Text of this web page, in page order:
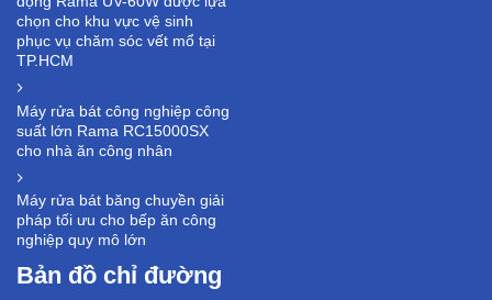
chọn cho khu vực vệ sinh
phục vụ chăm sóc vết mổ tại
TP.HCM
Máy rửa bát công nghiệp công
suất lớn Rama RC15000SX
cho nhà ăn công nhân
Máy rửa bát băng chuyền giải
pháp tối ưu cho bếp ăn công
nghiệp quy mô lớn
Bản đồ chỉ đường